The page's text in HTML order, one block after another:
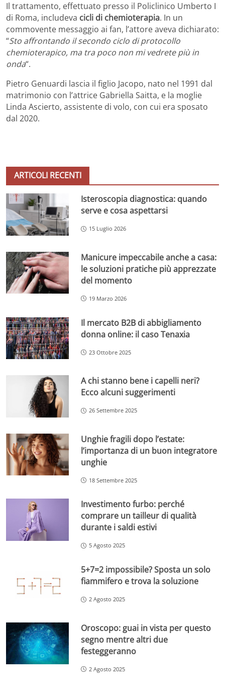
Il trattamento, effettuato presso il Policlinico Umberto I
di Roma, includeva cicli di chemioterapia. In un
commovente messaggio ai fan, l’attore aveva dichiarato:
“Sto affrontando il secondo ciclo di protocollo
chemioterapico, ma tra poco non mi vedrete più in
onda“.
Pietro Genuardi lascia il figlio Jacopo, nato nel 1991 dal
matrimonio con l’attrice Gabriella Saitta, e la moglie
Linda Ascierto, assistente di volo, con cui era sposato
dal 2020.
ARTICOLI RECENTI
Isteroscopia diagnostica: quando
serve e cosa aspettarsi
15 Luglio 2026
Manicure impeccabile anche a casa:
le soluzioni pratiche più apprezzate
del momento
19 Marzo 2026
Il mercato B2B di abbigliamento
donna online: il caso Tenaxia
23 Ottobre 2025
A chi stanno bene i capelli neri?
Ecco alcuni suggerimenti
26 Settembre 2025
Unghie fragili dopo l’estate:
l’importanza di un buon integratore
unghie
18 Settembre 2025
Investimento furbo: perché
comprare un tailleur di qualità
durante i saldi estivi
5 Agosto 2025
5+7=2 impossibile? Sposta un solo
fiammifero e trova la soluzione
2 Agosto 2025
Oroscopo: guai in vista per questo
segno mentre altri due
festeggeranno
2 Agosto 2025